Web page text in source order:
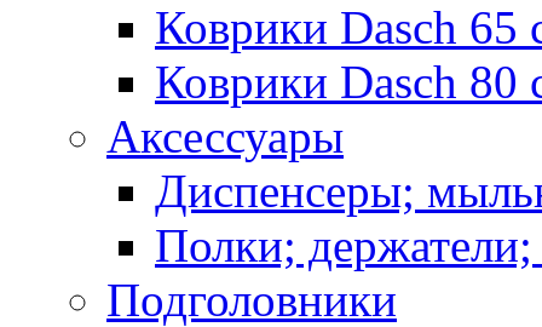
Коврики Dasch 65
Коврики Dasch 80
Аксессуары
Диспенсеры;
Полки;
Подголовники